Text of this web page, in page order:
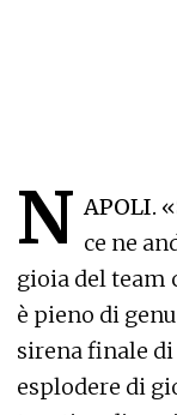
N APOLI.
ce ne
gioia del team
è pieno di
sirena finale
esplodere di